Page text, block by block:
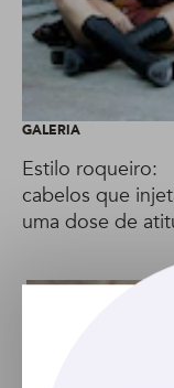
GALERIA
Estilo roqueiro:
cabelos que
uma dose de